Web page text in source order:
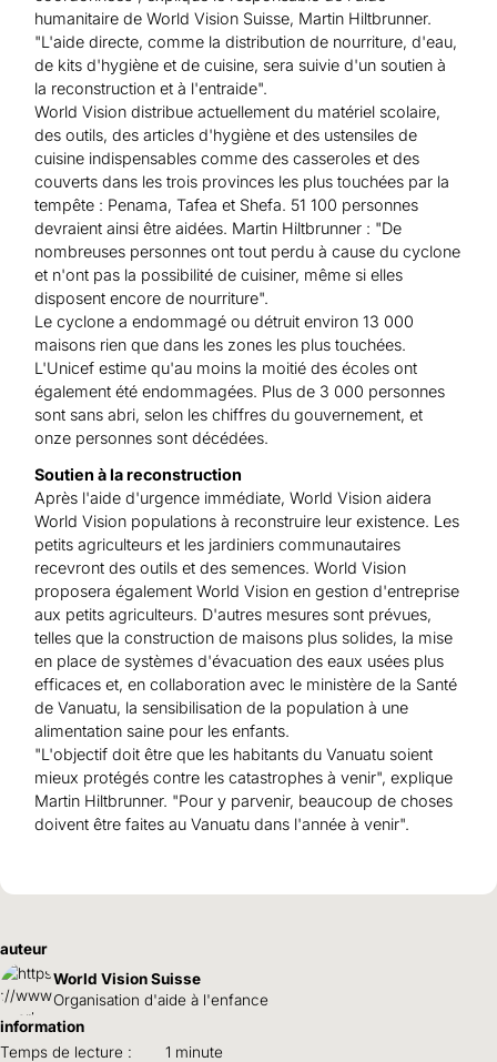
humanitaire de World Vision Suisse, Martin Hiltbrunner.
"L'aide directe, comme la distribution de nourriture, d'eau,
de kits d'hygiène et de cuisine, sera suivie d'un soutien à
la reconstruction et à l'entraide".
World Vision distribue actuellement du matériel scolaire,
des outils, des articles d'hygiène et des ustensiles de
cuisine indispensables comme des casseroles et des
couverts dans les trois provinces les plus touchées par la
tempête : Penama, Tafea et Shefa. 51 100 personnes
devraient ainsi être aidées. Martin Hiltbrunner : "De
nombreuses personnes ont tout perdu à cause du cyclone
et n'ont pas la possibilité de cuisiner, même si elles
disposent encore de nourriture".
Le cyclone a endommagé ou détruit environ 13 000
maisons rien que dans les zones les plus touchées.
L'Unicef estime qu'au moins la moitié des écoles ont
également été endommagées. Plus de 3 000 personnes
sont sans abri, selon les chiffres du gouvernement, et
onze personnes sont décédées.
Soutien à la reconstruction
Après l'aide d'urgence immédiate, World Vision aidera
World Vision populations à reconstruire leur existence. Les
petits agriculteurs et les jardiniers communautaires
recevront des outils et des semences. World Vision
proposera également World Vision en gestion d'entreprise
aux petits agriculteurs. D'autres mesures sont prévues,
telles que la construction de maisons plus solides, la mise
en place de systèmes d'évacuation des eaux usées plus
efficaces et, en collaboration avec le ministère de la Santé
de Vanuatu, la sensibilisation de la population à une
alimentation saine pour les enfants.
"L'objectif doit être que les habitants du Vanuatu soient
mieux protégés contre les catastrophes à venir", explique
Martin Hiltbrunner. "Pour y parvenir, beaucoup de choses
doivent être faites au Vanuatu dans l'année à venir".
auteur
World Vision Suisse
Organisation d'aide à l'enfance
information
Temps de lecture :
1 minute